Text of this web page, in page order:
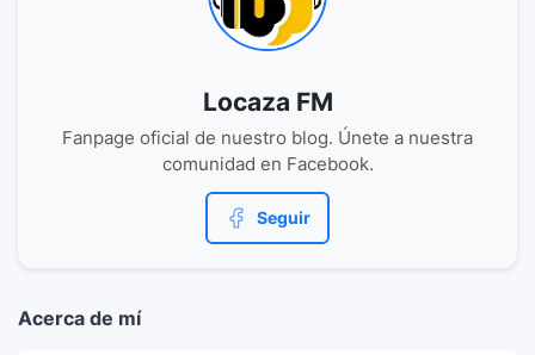
Locaza FM
Fanpage oficial de nuestro blog. Únete a nuestra
comunidad en Facebook.
Seguir
Acerca de mí